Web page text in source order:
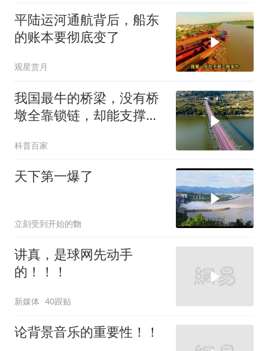
平陆运河通航背后，船东
的账本要彻底变了
观星赏月
我国最牛的桥梁，没有桥
墩全靠锁链，却能支撑起
科普百家
天下第一爆了
立刻受到开始的覅
讲真，是球网先动手
的！！！
新媒体 40跟贴
论背景音乐的重要性！！